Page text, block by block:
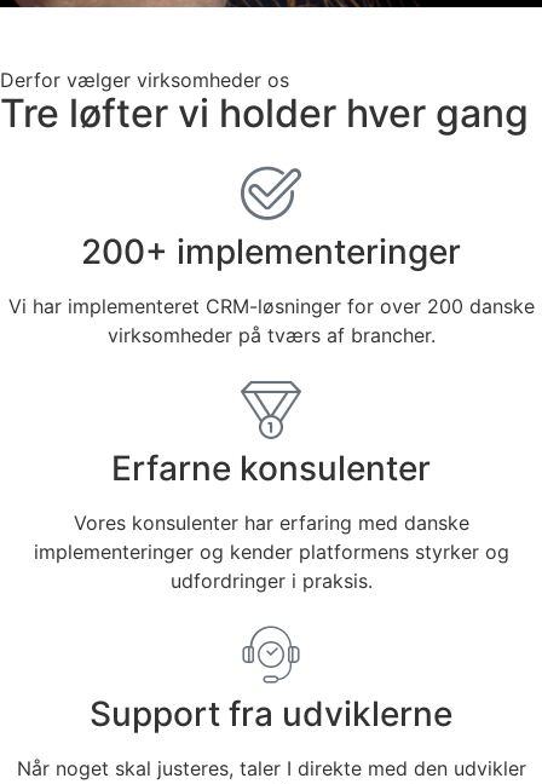
Derfor vælger virksomheder os
Tre løfter vi holder hver gang
200+ implementeringer
Vi har implementeret CRM-løsninger for over 200 danske
virksomheder på tværs af brancher.
Erfarne konsulenter
Vores konsulenter har erfaring med danske
implementeringer og kender platformens styrker og
udfordringer i praksis.
Support fra udviklerne
Når noget skal justeres, taler I direkte med den udvikler